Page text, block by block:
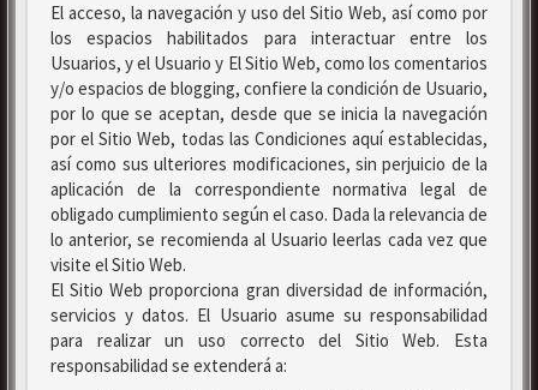
El acceso, la navegación y uso del Sitio Web, así como por
los espacios habilitados para interactuar entre los
Usuarios, y el Usuario y El Sitio Web, como los comentarios
y/o espacios de blogging, confiere la condición de Usuario,
por lo que se aceptan, desde que se inicia la navegación
por el Sitio Web, todas las Condiciones aquí establecidas,
así como sus ulteriores modificaciones, sin perjuicio de la
aplicación de la correspondiente normativa legal de
obligado cumplimiento según el caso. Dada la relevancia de
lo anterior, se recomienda al Usuario leerlas cada vez que
visite el Sitio Web.
El Sitio Web proporciona gran diversidad de información,
servicios y datos. El Usuario asume su responsabilidad
para realizar un uso correcto del Sitio Web. Esta
responsabilidad se extenderá a: